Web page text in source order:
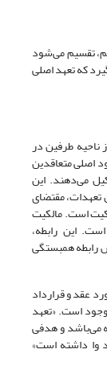
تقسیم می‌شود
که تعهد اصلی
ناحیه طرفین در
اصلی متعاقدین
می‌دهند. این
تعهدات، مقتضای
است. مالکیت
این رابطه،
رابطه همبستگی
عقد و قرارداد
است. «تعهد
می‌باشد و هدفی
وا داشته است»